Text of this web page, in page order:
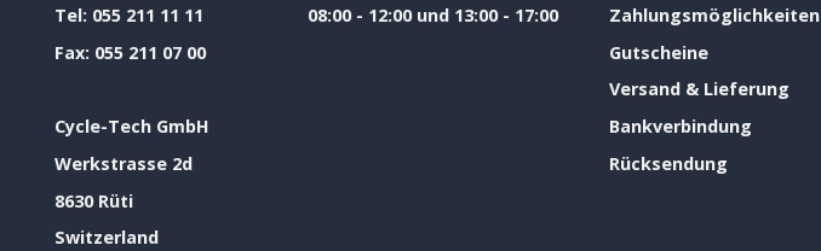
Tel: 055 211 11 11
Fax: 055 211 07 00
Cycle-Tech GmbH
Werkstrasse 2d
8630 Rüti
Switzerland
08:00 - 12:00 und 13:00 - 17:00
Zahlungsmöglichkeiten
Gutscheine
Versand & Lieferung
Bankverbindung
Rücksendung